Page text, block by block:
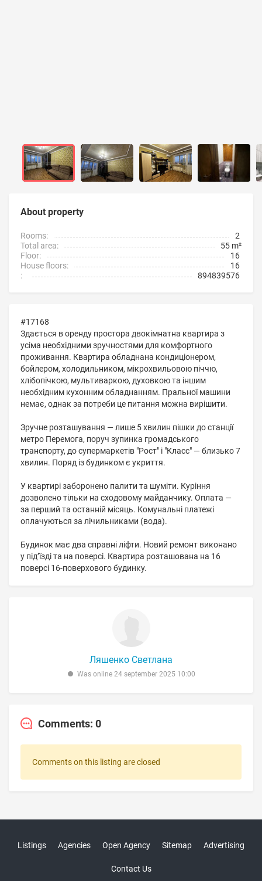
About property
Rooms:
2
Total area:
55 m²
Floor:
16
House floors:
16
:
894839576
#17168
Здається в оренду простора двокімнатна квартира з
усіма необхідними зручностями для комфортного
проживання. Квартира обладнана кондиціонером,
бойлером, холодильником, мікрохвильовою піччю,
хлібопічкою, мультиваркою, духовкою та іншим
необхідним кухонним обладнанням. Пральної машини
немає, однак за потреби це питання можна вирішити.
Зручне розташування — лише 5 хвилин пішки до станції
метро Перемога, поруч зупинка громадського
транспорту, до супермаркетів "Рост" і "Класс" — близько 7
хвилин. Поряд із будинком є укриття.
У квартирі заборонено палити та шуміти. Куріння
дозволено тільки на сходовому майданчику. Оплата —
за перший та останній місяць. Комунальні платежі
оплачуються за лічильниками (вода).
Будинок має два справні ліфти. Новий ремонт виконано
у підʼїзді та на поверсі. Квартира розташована на 16
поверсі 16-поверхового будинку.
Ляшенко Светлана
Was online 24 september 2025 10:00
Comments: 0
Comments on this listing are closed
Listings Agencies Open Agency Sitemap Advertising
Contact Us